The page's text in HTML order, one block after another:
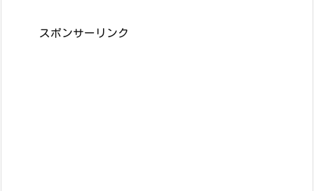
スポンサーリンク